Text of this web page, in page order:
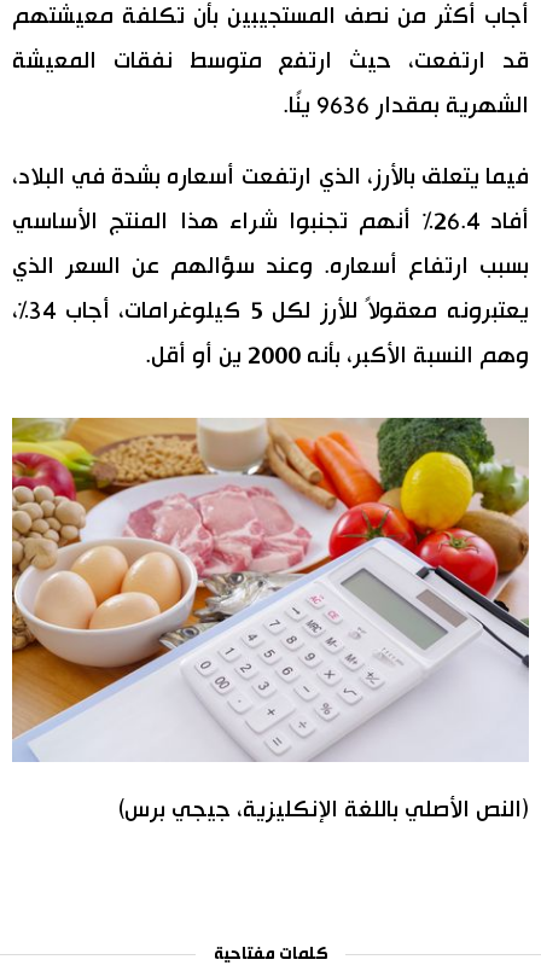
مجتمع
طوكيو
أجاب أكثر من نصف المستجيبين بأن تكلفة معيشتهم
قد ارتفعت، حيث ارتفع متوسط ​​نفقات المعيشة
الشهرية بمقدار 9636 ينًا.
فيما يتعلق بالأرز، الذي ارتفعت أسعاره بشدة في البلاد،
أفاد 26.4% أنهم تجنبوا شراء هذا المنتج الأساسي
بسبب ارتفاع أسعاره. وعند سؤالهم عن السعر الذي
يعتبرونه معقولاً للأرز لكل 5 كيلوغرامات، أجاب 34%،
وهم النسبة الأكبر، بأنه 2000 ين أو أقل.
(النص الأصلي باللغة الإنكليزية، جيجي برس)
كلمات مفتاحية